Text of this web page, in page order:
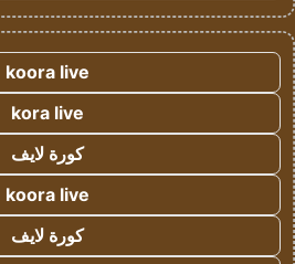
koora live
kora live
كورة لايف
koora live
كورة لايف